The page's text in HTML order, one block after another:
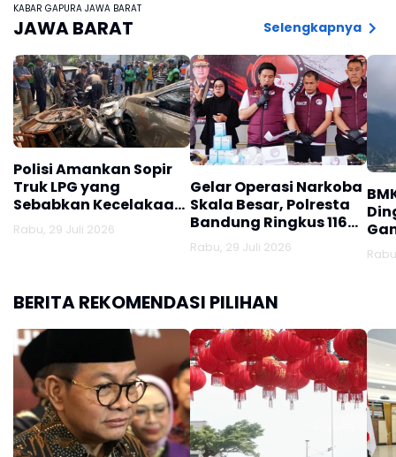
KABAR GAPURA JAWA BARAT
JAWA BARAT Selengkapnya
Polisi Amankan Sopir
Truk LPG yang
Sebabkan Kecelakaan
Maut di Jalan
Soekarno-Hatta
Rabu, 29 Juli 2026
Gelar Operasi Narkoba
Skala Besar, Polresta
Bandung Ringkus 116
Tersangka dan Sita
Jutaan Obat Keras
Rabu, 29 Juli 2026
BERITA REKOMENDASI PILIHAN